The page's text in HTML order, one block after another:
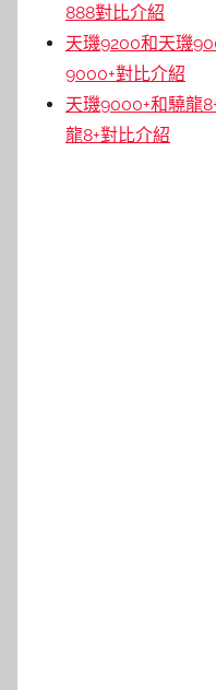
888對比介紹
天璣9200和天璣
9000+對比介紹
天璣9000+和驍龍
龍8+對比介紹